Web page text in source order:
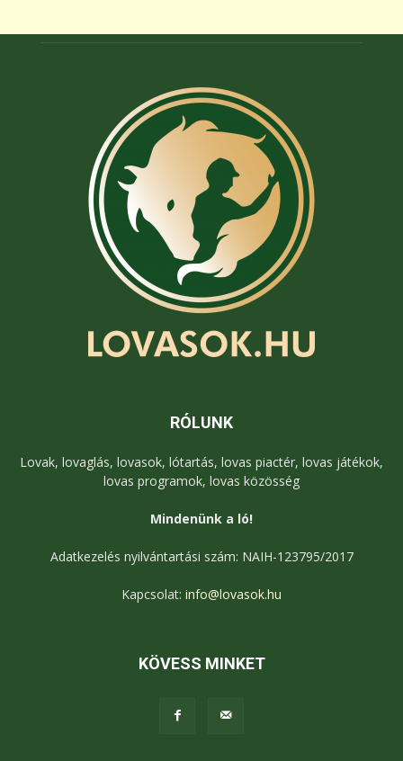
RÓLUNK
Lovak, lovaglás, lovasok, lótartás, lovas piactér, lovas játékok,
lovas programok, lovas közösség
Mindenünk a ló!
Adatkezelés nyilvántartási szám: NAIH-123795/2017
Kapcsolat: info@lovasok.hu
KÖVESS MINKET